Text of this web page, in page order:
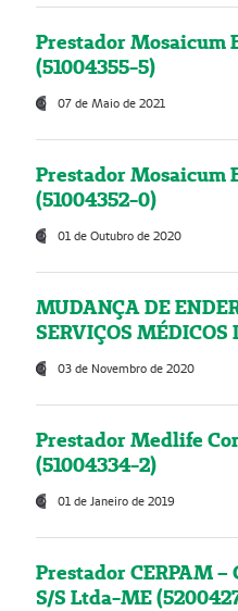
Prestador Mosaicum
(51004355-5)
07 de Maio de 2021
Prestador Mosaicum
(51004352-0)
01 de Outubro de 2020
MUDANÇA DE
SERVIÇOS
03 de Novembro de 2020
Prestador Medlife
(51004334-2)
01 de Janeiro de 2019
Prestador CERPAM
S/S Ltda-ME